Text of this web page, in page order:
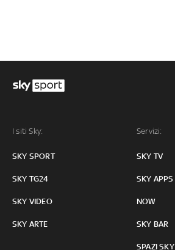
I siti Sky:
SKY SPORT
SKY TG24
SKY VIDEO
SKY ARTE
Servizi:
SKY TV
SKY APPS
NOW
SKY BAR
SPAZI SKY